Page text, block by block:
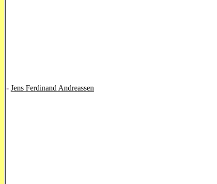
- Jens Ferdinand Andreassen